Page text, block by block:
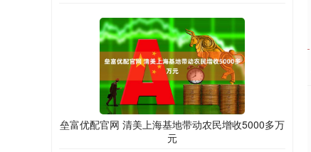
垒富优配官网 清美上海基地带动农民增收5000多万
元